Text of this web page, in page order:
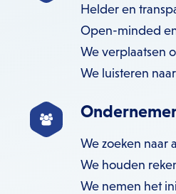
Helder en
Open-minded
We verplaatsen
We luisteren
We zoeken naar
We houden
We nemen het